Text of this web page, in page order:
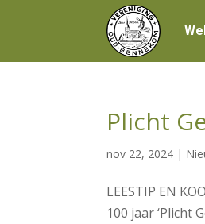
Plicht
nov 22, 2024 |
LEESTIP EN
100 jaar ‘Plicht